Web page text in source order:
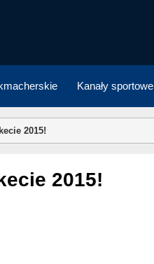
Kanały sportowe
2015!
2015!